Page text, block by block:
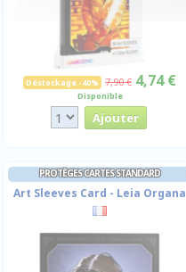
Déstockage -40% 7,90 € 4,74 €
Disponible
PROTÈGES CARTES STANDARD
Art Sleeves Card - Leia Organa